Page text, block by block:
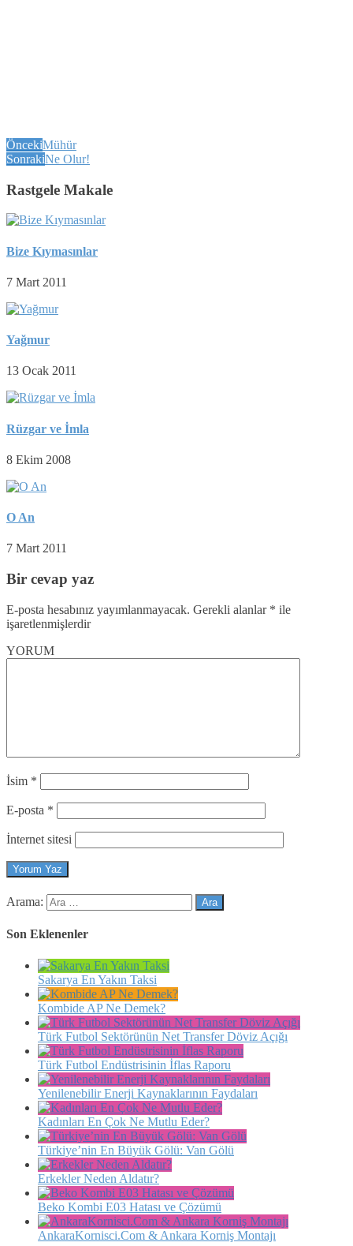
ÖncekiMühür
SonrakiNe Olur!
Rastgele Makale
Bize Kıymasınlar
7 Mart 2011
Yağmur
13 Ocak 2011
Rüzgar ve İmla
8 Ekim 2008
O An
7 Mart 2011
Bir cevap yaz
E-posta hesabınız yayımlanmayacak. Gerekli alanlar * ile
işaretlenmişlerdir
YORUM
İsim *
E-posta *
İnternet sitesi
Arama:
Son Eklenenler
Sakarya En Yakın Taksi
Kombide AP Ne Demek?
Türk Futbol Sektörünün Net Transfer Döviz Açığı
Türk Futbol Endüstrisinin İflas Raporu
Yenilenebilir Enerji Kaynaklarının Faydaları
Kadınları En Çok Ne Mutlu Eder?
Türkiye’nin En Büyük Gölü: Van Gölü
Erkekler Neden Aldatır?
Beko Kombi E03 Hatası ve Çözümü
AnkaraKornisci.Com & Ankara Korniş Montajı